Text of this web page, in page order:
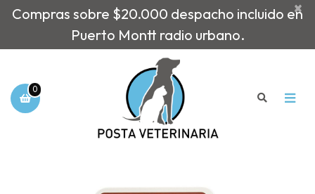
Compras sobre $20.000 despacho incluido en
Puerto Montt radio urbano.
×
0